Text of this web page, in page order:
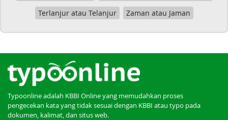
Terlanjur atau Telanjur
Zaman atau Jaman
Typoonline adalah KBBI Online yang memudahkan proses
pengecekan kata yang tidak sesuai dengan KBBI atau typo pada
dokumen, kalimat, dan situs web.